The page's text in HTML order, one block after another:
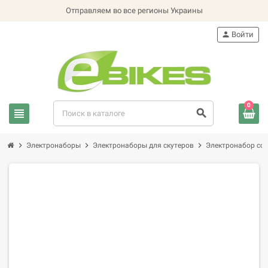
Отправляем во все регионы Украины
view_headline search
person Войти
0
chevron_right Электронаборы chevron_right Электронаборы для скутеров chevron_right Электронабор